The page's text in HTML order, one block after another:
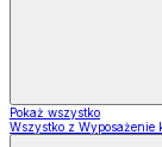
Pokaż wszystko
Wszystko z Wyposażenie